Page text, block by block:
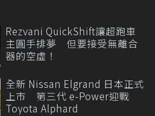
Rezvani QuickShift讓超跑車
主圓手排夢 但要接受無離合
器的空虛！
全新 Nissan Elgrand 日本正式
上市 第三代 e-Power迎戰
Toyota Alphard